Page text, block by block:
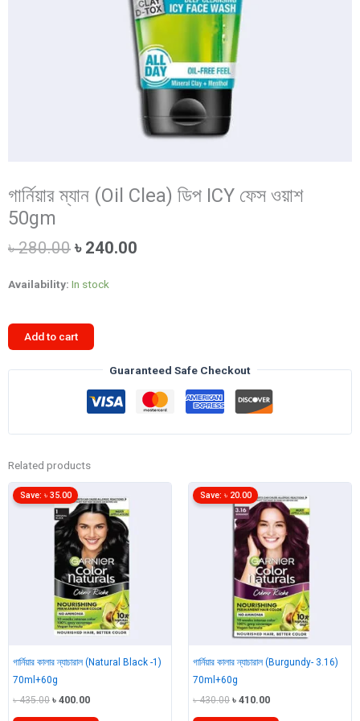
গার্নিয়ার ম্যান (Oil Clea) ডিপ ICY ফেস ওয়াশ
50gm
৳280.00 Original
was:
৳ 240.00
Availability: In stock
গার্নিয়ার
Clea)
50gm
quantity
Add to cart
Guaranteed Safe Checkout
Related products
গার্নিয়ার কালার ন্যাচারাল (Natural Black -1)
70ml+60g
৳435.00 Original
৳ 400.00Current
Save: ৳ 35.00
গার্নিয়ার কালার ন্যাচারাল (Burgundy- 3.16)
70ml+60g
৳430.00 Original
৳ 410.00Current
Save: ৳ 20.00